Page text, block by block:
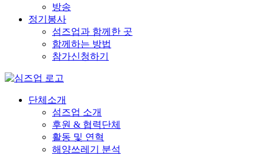
방송
정기봉사
섬즈업과 함께한 곳
함께하는 방법
참가신청하기
단체소개
섬즈업 소개
후원 & 협력단체
활동 및 연혁
해양쓰레기 분석